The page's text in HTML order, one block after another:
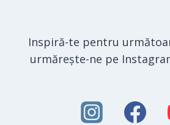
Inspiră-te pentru
urmărește-ne pe